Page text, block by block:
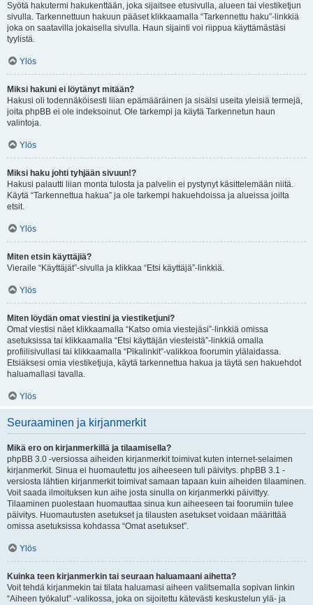
Syötä hakutermi hakukenttään, joka sijaitsee etusivulla, alueen tai viestiketjun
sivulla. Tarkennettuun hakuun pääset klikkaamalla “Tarkennettu haku”-linkkiä
joka on saatavilla jokaisella sivulla. Haun sijainti voi riippua käyttämästäsi
tyylistä.
Ylös
Miksi hakuni ei löytänyt mitään?
Hakusi oli todennäköisesti liian epämääräinen ja sisälsi useita yleisiä termejä,
joita phpBB ei ole indeksoinut. Ole tarkempi ja käytä Tarkennetun haun
valintoja.
Ylös
Miksi haku johti tyhjään sivuun!?
Hakusi palautti liian monta tulosta ja palvelin ei pystynyt käsittelemään niitä.
Käytä “Tarkennettua hakua” ja ole tarkempi hakuehdoissa ja alueissa joilta
etsit.
Ylös
Miten etsin käyttäjiä?
Vieraile “Käyttäjät”-sivulla ja klikkaa “Etsi käyttäjä”-linkkiä.
Ylös
Miten löydän omat viestini ja viestiketjuni?
Omat viestisi näet klikkaamalla “Katso omia viestejäsi”-linkkiä omissa
asetuksissa tai klikkaamalla “Etsi käyttäjän viesteistä”-linkkiä omalla
profiilisivullasi tai klikkaamalla “Pikalinkit”-valikkoa foorumin ylälaidassa.
Etsiäksesi omia viestiketjuja, käytä tarkennettua hakua ja täytä sen hakuehdot
haluamallasi tavalla.
Ylös
Seuraaminen ja kirjanmerkit
Mikä ero on kirjanmerkillä ja tilaamisella?
phpBB 3.0 -versiossa aiheiden kirjanmerkit toimivat kuten internet-selaimen
kirjanmerkit. Sinua ei huomautettu jos aiheeseen tuli päivitys. phpBB 3.1 -
versiosta lähtien kirjanmerkit toimivat samaan tapaan kuin aiheiden tilaaminen.
Voit saada ilmoituksen kun aihe josta sinulla on kirjanmerkki päivittyy.
Tilaaminen puolestaan huomauttaa sinua kun aiheeseen tai foorumiin tulee
päivitys. Huomautusten asetukset ja tilausten asetukset voidaan määrittää
omissa asetuksissa kohdassa “Omat asetukset”.
Ylös
Kuinka teen kirjanmerkin tai seuraan haluamaani aihetta?
Voit tehdä kirjanmekin tai tilata haluamasi aiheen valitsemalla sopivan linkin
“Aiheen työkalut” -valikossa, joka on sijoitettu kätevästi keskustelun ylä- ja